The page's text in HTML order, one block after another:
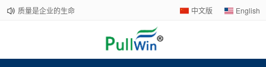
质量是企业的生命 中文版 English